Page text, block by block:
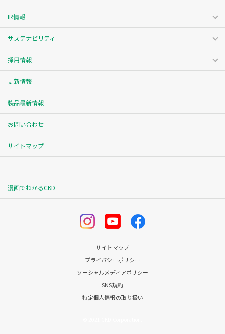
IR情報
サステナビリティ
採用情報
更新情報
製品最新情報
お問い合わせ
サイトマップ
漫画でわかるCKD
サイトマップ
プライバシーポリシー
ソーシャルメディアポリシー
SNS規約
特定個人情報の取り扱い